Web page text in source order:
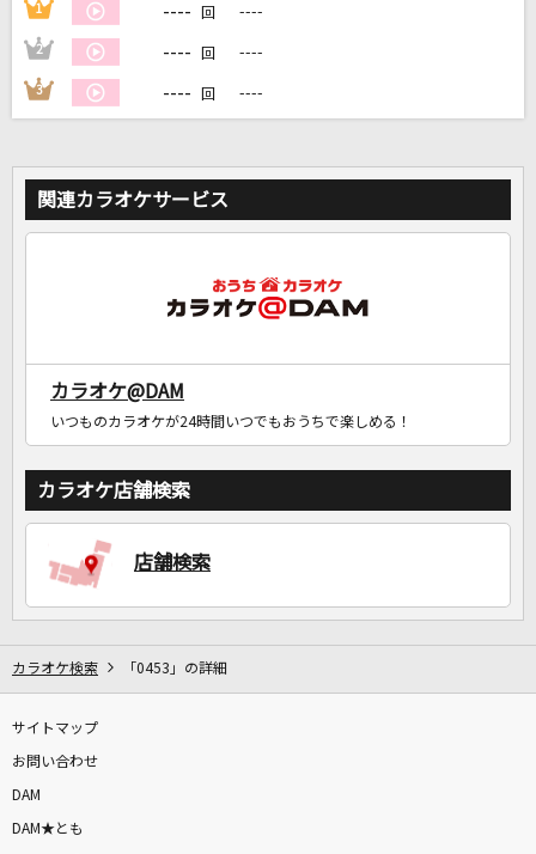
1 ---- 回 ----
2 ---- 回 ----
3 ---- 回 ----
関連カラオケサービス
カラオケ@DAM
いつものカラオケが24時間いつでもおうちで楽しめる！
カラオケ店舗検索
店舗検索
カラオケ検索 「0453」の詳細
サイトマップ
お問い合わせ
DAM
DAM★とも